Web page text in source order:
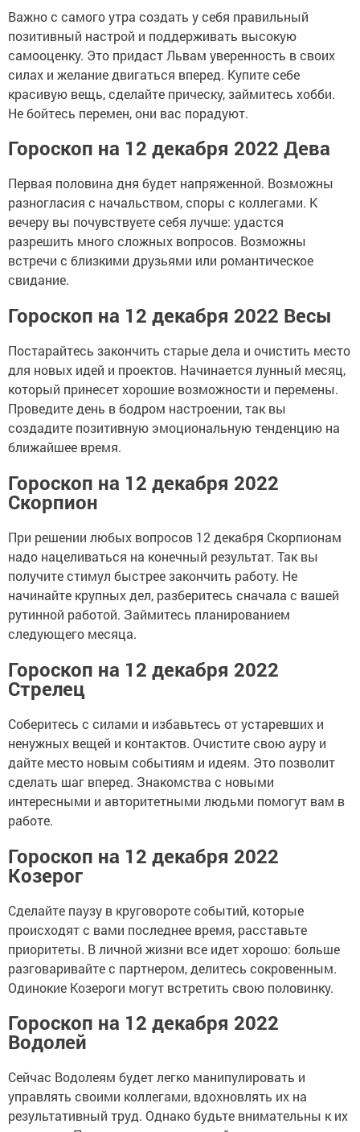
Важно с самого утра создать у себя правильный
позитивный настрой и поддерживать высокую
самооценку. Это придаст Львам уверенность в своих
силах и желание двигаться вперед. Купите себе
красивую вещь, сделайте прическу, займитесь хобби.
Не бойтесь перемен, они вас порадуют.
Гороскоп на 12 декабря 2022 Дева
Первая половина дня будет напряженной. Возможны
разногласия с начальством, споры с коллегами. К
вечеру вы почувствуете себя лучше: удастся
разрешить много сложных вопросов. Возможны
встречи с близкими друзьями или романтическое
свидание.
Гороскоп на 12 декабря 2022 Весы
Постарайтесь закончить старые дела и очистить место
для новых идей и проектов. Начинается лунный месяц,
который принесет хорошие возможности и перемены.
Проведите день в бодром настроении, так вы
создадите позитивную эмоциональную тенденцию на
ближайшее время.
Гороскоп на 12 декабря 2022
Скорпион
При решении любых вопросов 12 декабря Скорпионам
надо нацеливаться на конечный результат. Так вы
получите стимул быстрее закончить работу. Не
начинайте крупных дел, разберитесь сначала с вашей
рутинной работой. Займитесь планированием
следующего месяца.
Гороскоп на 12 декабря 2022
Стрелец
Соберитесь с силами и избавьтесь от устаревших и
ненужных вещей и контактов. Очистите свою ауру и
дайте место новым событиям и идеям. Это позволит
сделать шаг вперед. Знакомства с новыми
интересными и авторитетными людьми помогут вам в
работе.
Гороскоп на 12 декабря 2022
Козерог
Сделайте паузу в круговороте событий, которые
происходят с вами последнее время, расставьте
приоритеты. В личной жизни все идет хорошо: больше
разговаривайте с партнером, делитесь сокровенным.
Одинокие Козероги могут встретить свою половинку.
Гороскоп на 12 декабря 2022
Водолей
Сейчас Водолеям будет легко манипулировать и
управлять своими коллегами, вдохновлять их на
результативный труд. Однако будьте внимательны к их